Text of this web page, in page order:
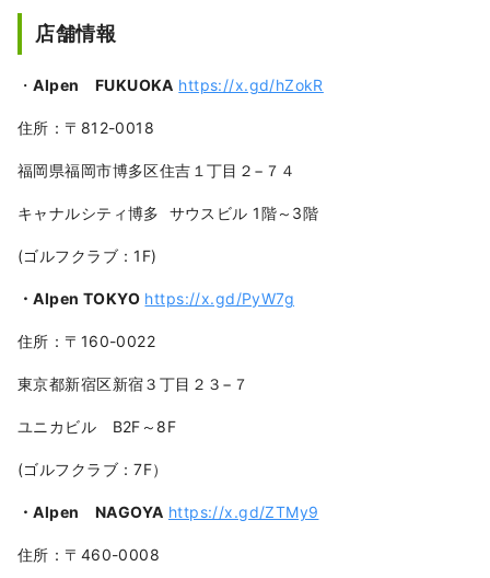
店舗情報
・Alpen FUKUOKA https://x.gd/hZokR
住所：〒812-0018
福岡県福岡市博多区住吉１丁目２−７４
キャナルシティ博多 サウスビル 1階～3階
(ゴルフクラブ：1F)
・Alpen TOKYO https://x.gd/PyW7g
住所：〒160-0022
東京都新宿区新宿３丁目２３−７
ユニカビル B2F～8F
(ゴルフクラブ：7F）
・Alpen NAGOYA https://x.gd/ZTMy9
住所：〒460-0008